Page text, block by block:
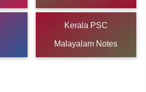
Kerala PSC
Malayalam Notes